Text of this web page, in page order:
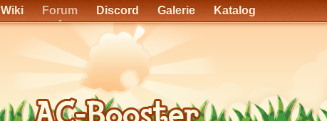
Wiki Forum Discord Galerie Katalog